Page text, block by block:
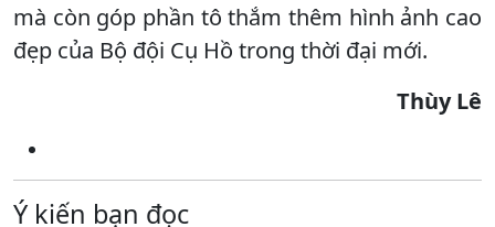
mà còn góp phần tô thắm thêm hình ảnh cao
đẹp của Bộ đội Cụ Hồ trong thời đại mới.
Thùy Lê
Ý kiến bạn đọc